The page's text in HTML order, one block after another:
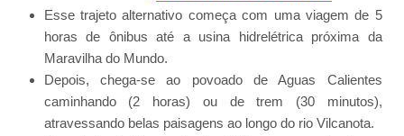
Esse trajeto alternativo começa com uma viagem de 5
horas de ônibus até a usina hidrelétrica próxima da
Maravilha do Mundo.
Depois, chega-se ao povoado de Aguas Calientes
caminhando (2 horas) ou de trem (30 minutos),
atravessando belas paisagens ao longo do rio Vilcanota.